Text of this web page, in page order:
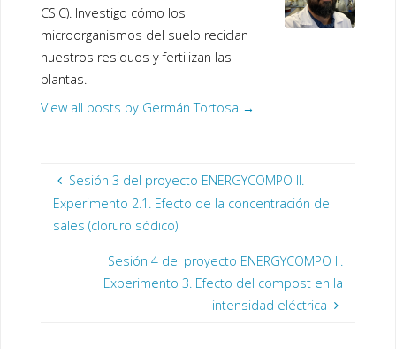
CSIC). Investigo cómo los
microorganismos del suelo reciclan
nuestros residuos y fertilizan las
plantas.
View all posts by Germán Tortosa →
Sesión 3 del proyecto ENERGYCOMPO II.
Experimento 2.1. Efecto de la concentración de
sales (cloruro sódico)
Sesión 4 del proyecto ENERGYCOMPO II.
Experimento 3. Efecto del compost en la
intensidad eléctrica